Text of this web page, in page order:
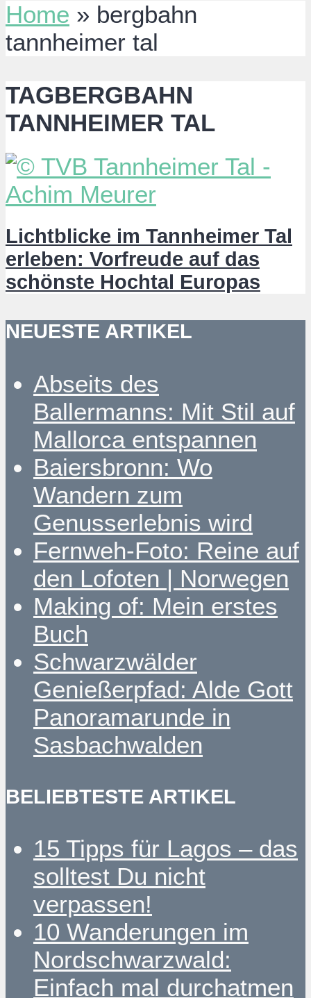
Home » bergbahn
tannheimer tal
TAGBERGBAHN
TANNHEIMER TAL
Lichtblicke im Tannheimer Tal
erleben: Vorfreude auf das
schönste Hochtal Europas
NEUESTE ARTIKEL
Abseits des
Ballermanns: Mit Stil auf
Mallorca entspannen
Baiersbronn: Wo
Wandern zum
Genusserlebnis wird
Fernweh-Foto: Reine auf
den Lofoten | Norwegen
Making of: Mein erstes
Buch
Schwarzwälder
Genießerpfad: Alde Gott
Panoramarunde in
Sasbachwalden
BELIEBTESTE ARTIKEL
15 Tipps für Lagos – das
solltest Du nicht
verpassen!
10 Wanderungen im
Nordschwarzwald:
Einfach mal durchatmen